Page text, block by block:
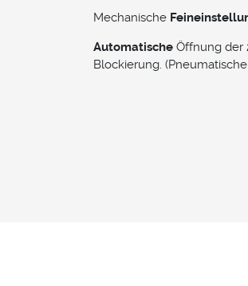
Mechanische
Automatische Öffnung der
Blockierung.